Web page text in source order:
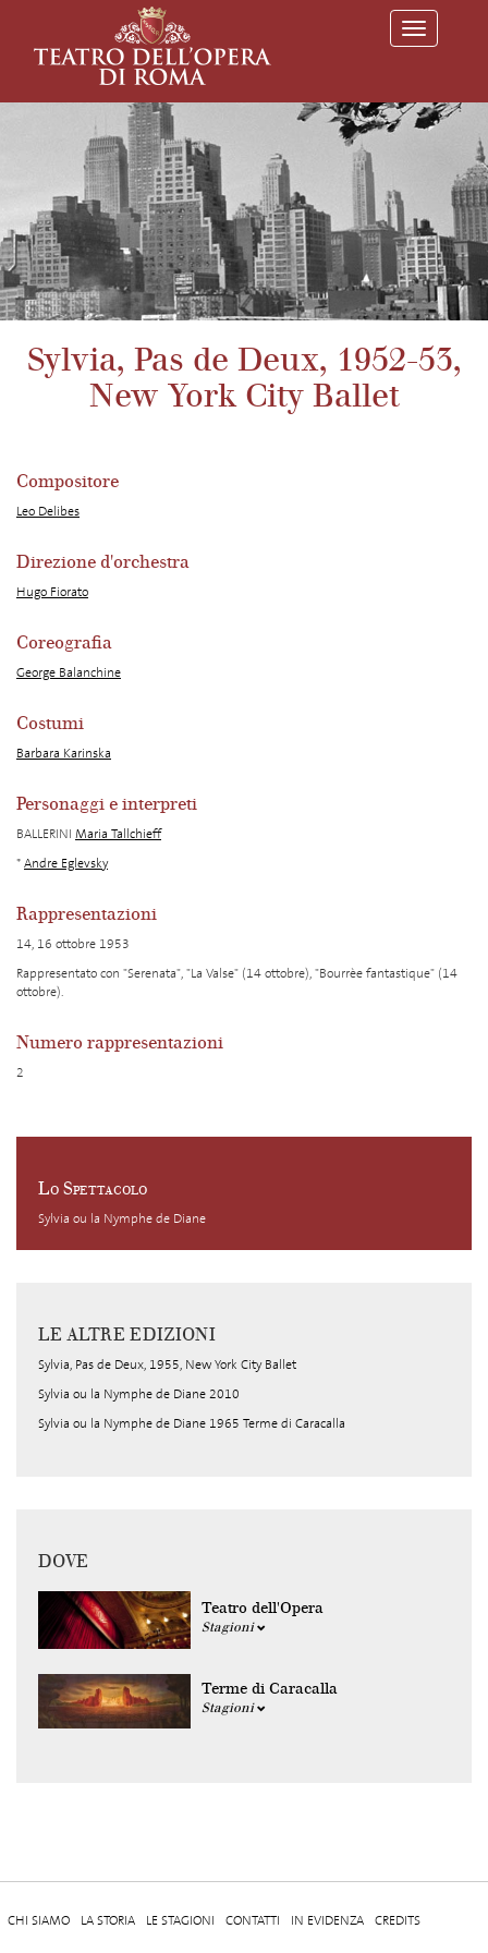
T
o
l
e
a
t
i
o
n
Sylvia, Pas de Deux, 1952-53,
New York City Ballet
Compositore
Leo Delibes
Direzione d'orchestra
Hugo Fiorato
Coreografia
George Balanchine
Costumi
Barbara Karinska
Personaggi e interpreti
BALLERINI Maria Tallchieff
*Andre Eglevsky
Rappresentazioni
14, 16 ottobre 1953
Rappresentato con "Serenata", "La Valse" (14 ottobre), "Bourrèe fantastique" (14
ottobre).
Numero rappresentazioni
2
Lo Spettacolo
Sylvia ou la Nymphe de Diane
LE ALTRE EDIZIONI
Sylvia, Pas de Deux, 1955, New York City Ballet
Sylvia ou la Nymphe de Diane 2010
Sylvia ou la Nymphe de Diane 1965 Terme di Caracalla
DOVE
Teatro dell'Opera
Stagioni
Terme di Caracalla
Stagioni
CHI SIAMO LA STORIA LE STAGIONI CONTATTI IN EVIDENZA CREDITS